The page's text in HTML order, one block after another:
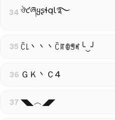
34 ঔƈཞყʂɬąƖ࿐
35 ꉓ꒒丶丶丶ꉓꍏꂦꁅꎭ╰‿╯
36 ＧＫ丶Ｃ4
37 ◥◣︿◢◤